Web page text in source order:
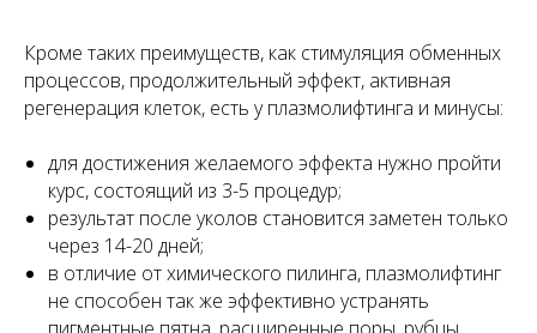
Кроме таких преимуществ, как стимуляция обменных
процессов, продолжительный эффект, активная
регенерация клеток, есть у плазмолифтинга и минусы:
для достижения желаемого эффекта нужно пройти
курс, состоящий из 3-5 процедур;
результат после уколов становится заметен только
через 14-20 дней;
в отличие от химического пилинга, плазмолифтинг
не способен так же эффективно устранять